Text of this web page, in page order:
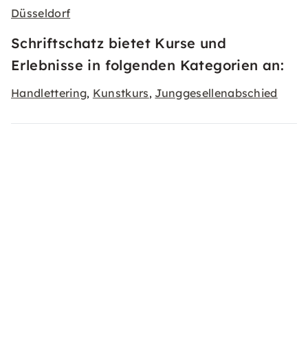
Düsseldorf
Schriftschatz bietet Kurse und
Erlebnisse in folgenden Kategorien an:
Handlettering, Kunstkurs, Junggesellenabschied